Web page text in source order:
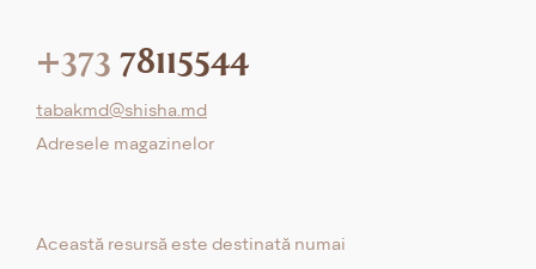
+373 78115544
tabakmd@shisha.md
Adresele magazinelor
Această resursă este destinată numai